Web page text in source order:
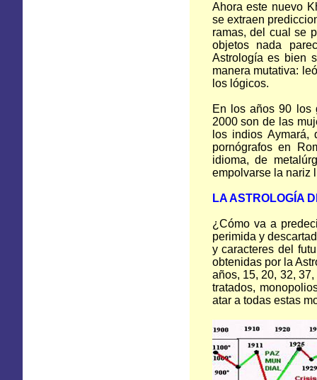
Ahora este nuevo
se extraen
ramas, del cual se
objetos nada
Astrología es bien
manera mutativa:
los lógicos.
En los años 90 los
2000 son de las
los indios
pornógrafos en
idioma, de
empolvarse la nariz
LA ASTROLOGÍA
¿Cómo va a
perimida y
y caracteres del
obtenidas por la
años, 15, 20, 32,
tratados,
atar a todas estas